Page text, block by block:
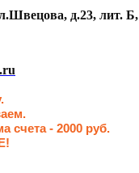
д.23, лит. Б,
счета - 2000 руб.